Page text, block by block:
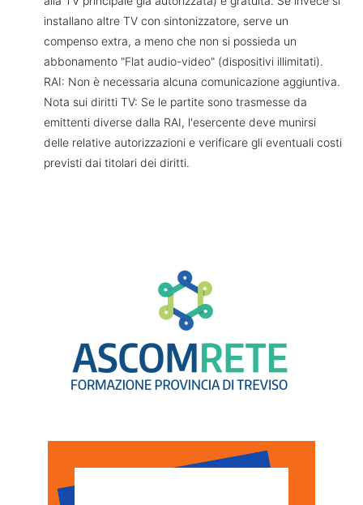
installano altre TV con sintonizzatore, serve un
compenso extra, a meno che non si possieda un
abbonamento "Flat audio-video" (dispositivi illimitati).
RAI: Non è necessaria alcuna comunicazione aggiuntiva.
Nota sui diritti TV: Se le partite sono trasmesse da
emittenti diverse dalla RAI, l'esercente deve munirsi
delle relative autorizzazioni e verificare gli eventuali costi
previsti dai titolari dei diritti.